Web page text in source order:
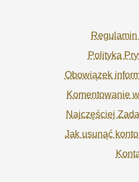
Polityka
Obowiązek
Komentowanie
Najczęściej
Jak usunąć